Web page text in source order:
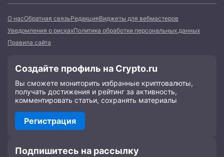
О насОбратная связьРедакцияВиджеты для вебмастеров
Уведомления о рискахПолитика обработки персональных данных
Правила сайта
Создайте профиль на Crypto.ru
Вы сможете мониторить избранные криптовалюты,
получать достижения и рейтинг за активность,
комментировать статьи, сохранять материалы
Регистрация
Подпишитесь на рассылку